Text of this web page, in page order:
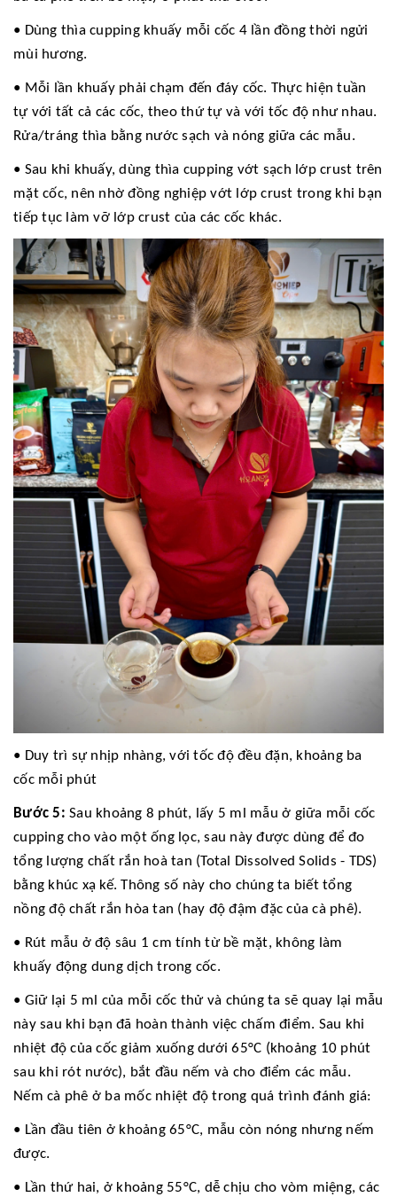
• Dùng thìa cupping khuấy mỗi cốc 4 lần đồng thời ngửi
mùi hương.
• Mỗi lần khuấy phải chạm đến đáy cốc. Thực hiện tuần
tự với tất cả các cốc, theo thứ tự và với tốc độ như nhau.
Rửa/tráng thìa bằng nước sạch và nóng giữa các mẫu.
• Sau khi khuấy, dùng thìa cupping vớt sạch lớp crust trên
mặt cốc, nên nhờ đồng nghiệp vớt lớp crust trong khi bạn
tiếp tục làm vỡ lớp crust của các cốc khác.
• Duy trì sự nhịp nhàng, với tốc độ đều đặn, khoảng ba
cốc mỗi phút
Bước 5: Sau khoảng 8 phút, lấy 5 ml mẫu ở giữa mỗi cốc
cupping cho vào một ống lọc, sau này được dùng để đo
tổng lượng chất rắn hoà tan (Total Dissolved Solids - TDS)
bằng khúc xạ kế. Thông số này cho chúng ta biết tổng
nồng độ chất rắn hòa tan (hay độ đậm đặc của cà phê).
• Rút mẫu ở độ sâu 1 cm tính từ bề mặt, không làm
khuấy động dung dịch trong cốc.
• Giữ lại 5 ml của mỗi cốc thử và chúng ta sẽ quay lại mẫu
này sau khi bạn đã hoàn thành việc chấm điểm. Sau khi
nhiệt độ của cốc giảm xuống dưới 65°C (khoảng 10 phút
sau khi rót nước), bắt đầu nếm và cho điểm các mẫu.
Nếm cà phê ở ba mốc nhiệt độ trong quá trình đánh giá:
• Lần đầu tiên ở khoảng 65°C, mẫu còn nóng nhưng nếm
được.
• Lần thứ hai, ở khoảng 55°C, dễ chịu cho vòm miệng, các